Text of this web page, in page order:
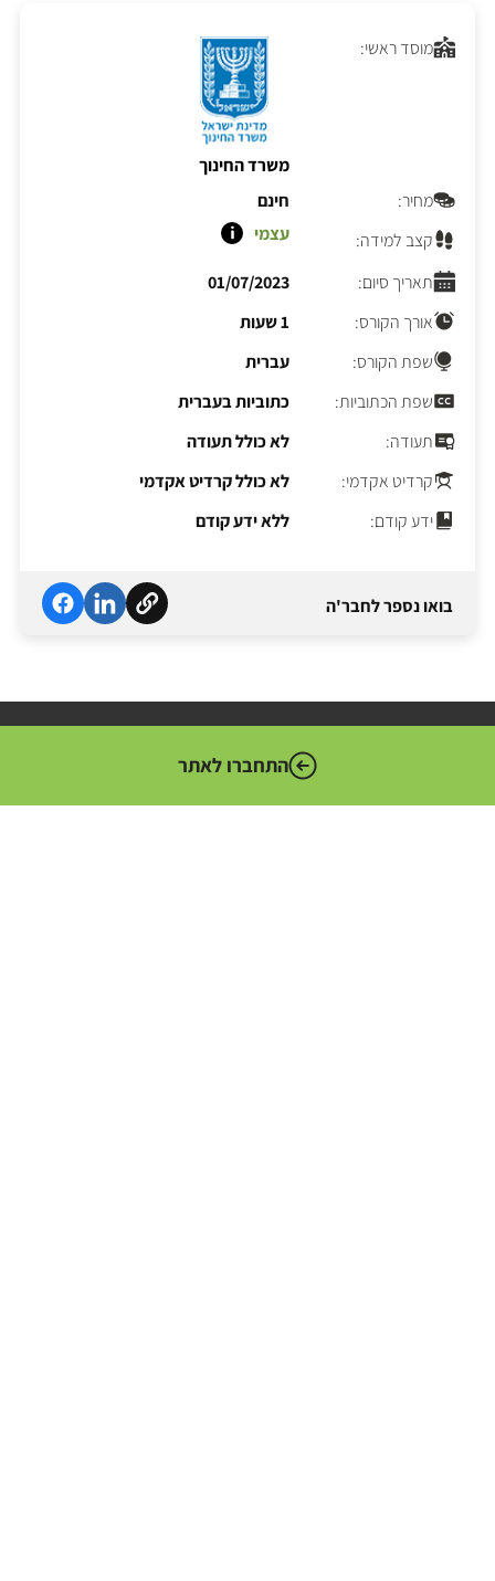
התחברו לאתר
מוסד ראשי:
משרד החינוך
מחיר:
חינם
קצב למידה:
עצמי
תאריך סיום:
01/07/2023
אורך הקורס:
1 שעות
שפת הקורס:
עברית
שפת הכתוביות:
כתוביות בעברית
תעודה:
לא כולל תעודה
קרדיט אקדמי:
לא כולל קרדיט אקדמי
ידע קודם:
ללא ידע קודם
בואו נספר לחבר'ה